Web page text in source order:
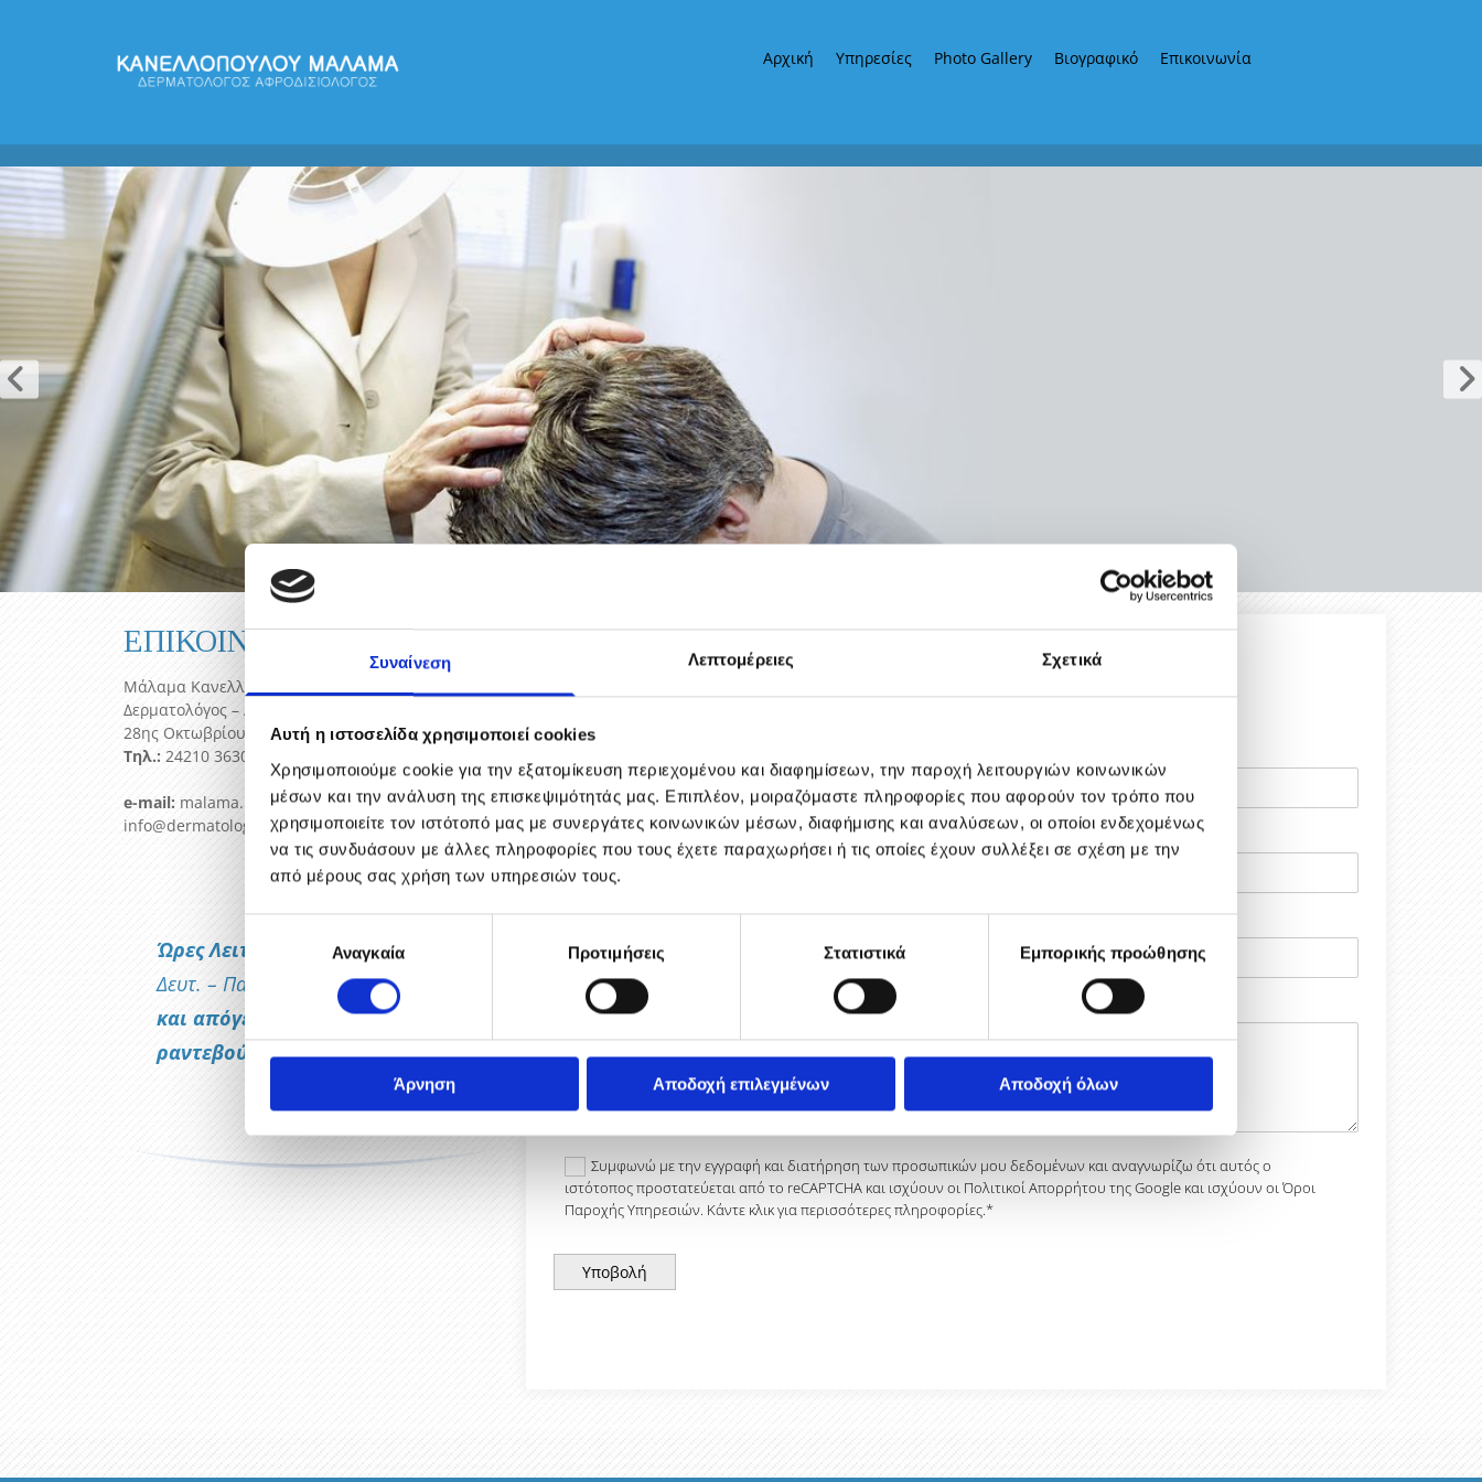
Συναίνεση Λεπτομέρειες Σχετικά
Αυτή η ιστοσελίδα χρησιμοποιεί cookies
Χρησιμοποιούμε cookie για την εξατομίκευση περιεχομένου και διαφημίσεων, την παροχή λειτουργιών κοινωνικών
μέσων και την ανάλυση της επισκεψιμότητάς μας. Επιπλέον, μοιραζόμαστε πληροφορίες που αφορούν τον τρόπο που
χρησιμοποιείτε τον ιστότοπό μας με συνεργάτες κοινωνικών μέσων, διαφήμισης και αναλύσεων, οι οποίοι ενδεχομένως
να τις συνδυάσουν με άλλες πληροφορίες που τους έχετε παραχωρήσει ή τις οποίες έχουν συλλέξει σε σχέση με την
από μέρους σας χρήση των υπηρεσιών τους.
συγκατάθεσηςΑναγκαία Προτιμήσεις Στατιστικά Εμπορικής προώθησης
Άρνηση Αποδοχή επιλεγμένων Αποδοχή όλων
Αρχική Υπηρεσίες Photo Gallery Βιογραφικό Επικοινωνία
ΕΠΙΚΟΙΝΩΝΙΑ
Μάλαμα Κανελλοπούλου
Δερματολόγος – Αφροδισιολόγος
28ης Οκτωβρίου 155, 382 21 Βόλος
Τηλ.: 24210 36300 |
e-mail: malama.kanellopoulou@gmail.com
info@dermatologos-volos.gr
Ώρες Λειτουργίας:
Δευτ. – Παρ.: 09:00 – 13:30
και απόγευμα κατόπιν
ραντεβού
Φόρμα επικοινωνίας
Μήνυμα
Συμφωνώ με την εγγραφή και διατήρηση των προσωπικών μου δεδομένων και αναγνωρίζω ότι αυτός ο
ιστότοπος προστατεύεται από το reCAPTCHA και ισχύουν οι Πολιτικοί Απορρήτου της Google και ισχύουν οι Όροι
Παροχής Υπηρεσιών. Κάντε κλικ για περισσότερες πληροφορίες.*